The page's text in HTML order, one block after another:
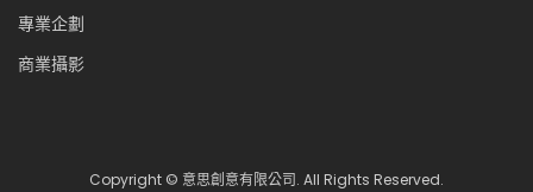
專業企劃
商業攝影
Copyright © 意思創意有限公司. All Rights Reserved.